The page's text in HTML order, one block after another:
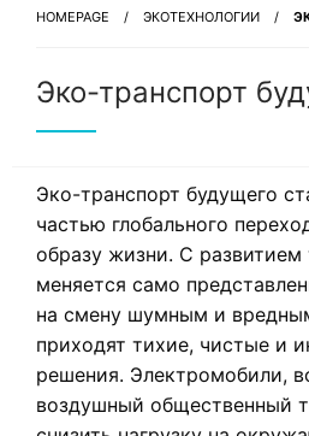
HOMEPAGE ЭКОТЕХНОЛОГИИ
Эко-транспорт
Эко-транспорт будущего
частью глобального
образу жизни. С развитием
меняется само
на смену шумным и
приходят тихие, чистые и
решения. Электромобили,
воздушный общественный